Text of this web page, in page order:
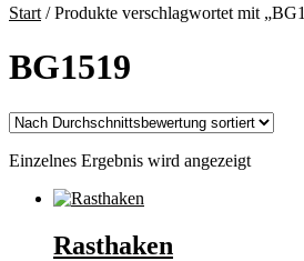
Start /Produkte verschlagwortet mit
BG1519
Einzelnes Ergebnis wird angezeigt
Rasthaken